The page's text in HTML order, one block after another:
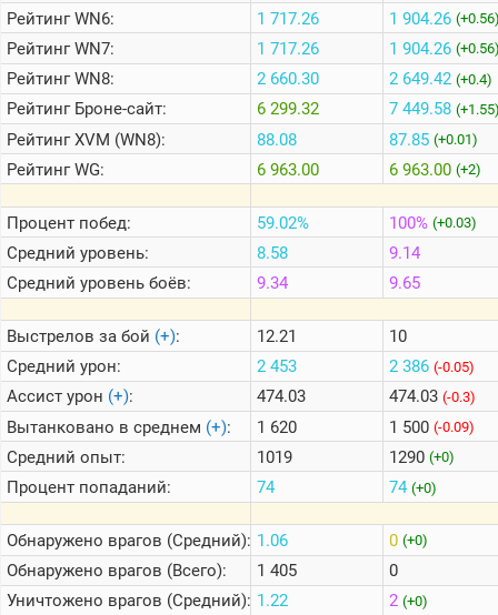
Информация
Онлайн
Цветовая
шкала
Теlegram
ВК
Портал
Мира
Танков
РейтингWN6:
РейтингWN7:
РейтингWN8:
РейтингБроне-сайт:
РейтингXVM (WN8):
РейтингWG:
Процент побед:
Средний уровень:
Средний уровень боёв:
Выстрелов за бой (+):
Средний урон:
Ассист урон (+):
Вытанковано в среднем (+):
Средний опыт:
Процент попаданий:
Обнаружено врагов (Средний):
Обнаружено врагов (Всего):
Уничтожено врагов (Средний):
1 717.26
1 717.26
2 660.30
6 299.32
88.08
6 963.00
59.02%
8.58
9.34
12.21
2 453
474.03
1 620
1019
74
1.06
1 405
1.22
1 904.26
1 904.26
2 649.42 (+0.4)
7 449.58
87.85 (+0.01)
6 963.00 (+2)
100% (+0.03)
9.14
9.65
10
2 386 (-0.05)
474.03 (-0.3)
1 500 (-0.09)
1290 (+0)
74 (+0)
0 (+0)
0
2 (+0)